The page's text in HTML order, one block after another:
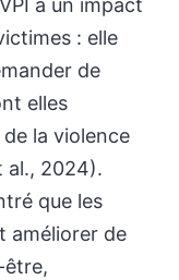
a un impact
: elle
de
elles
la violence
al., 2024).
que les
améliorer de
être,